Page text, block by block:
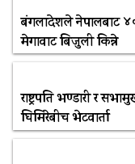
बंगलादेशले नेपालबाट
मेगावाट बिजुली किन्ने
राष्ट्रपति भण्डारी र
घिमिरेबीच भेटवार्ता